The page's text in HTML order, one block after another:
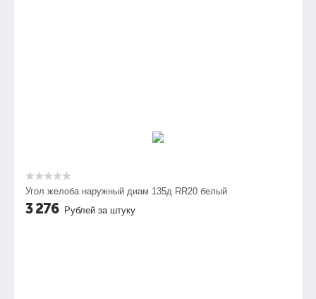
Угол желоба наружный диам 135д RR20 белый
3 276 Рублей за штуку